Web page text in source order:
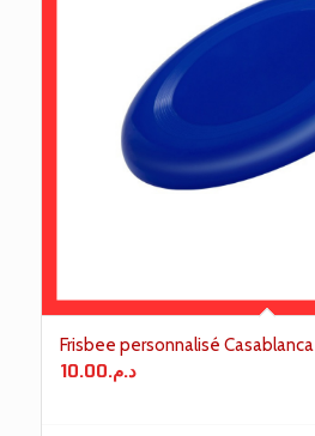
Frisbee personnalisé Casablanca
د.م.10.00